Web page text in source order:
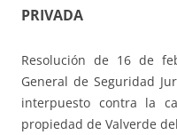
PRIVADA
Resolución de 16 de
General de Seguridad
interpuesto contra la
propiedad de Valverde